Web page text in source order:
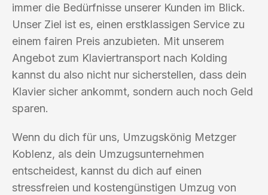
immer die Bedürfnisse unserer Kunden im Blick.
Unser Ziel ist es, einen erstklassigen Service zu
einem fairen Preis anzubieten. Mit unserem
Angebot zum Klaviertransport nach Kolding
kannst du also nicht nur sicherstellen, dass dein
Klavier sicher ankommt, sondern auch noch Geld
sparen.
Wenn du dich für uns, Umzugskönig Metzger
Koblenz, als dein Umzugsunternehmen
entscheidest, kannst du dich auf einen
stressfreien und kostengünstigen Umzug von